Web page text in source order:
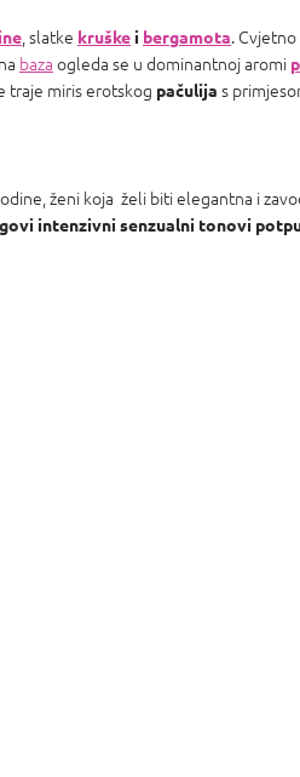
, slatke kruške i bergamota.
baza ogleda se u dominantnoj aromi
traje miris erotskog pačulija s
ženi koja želi biti elegantna i
intenzivni senzualni tonovi